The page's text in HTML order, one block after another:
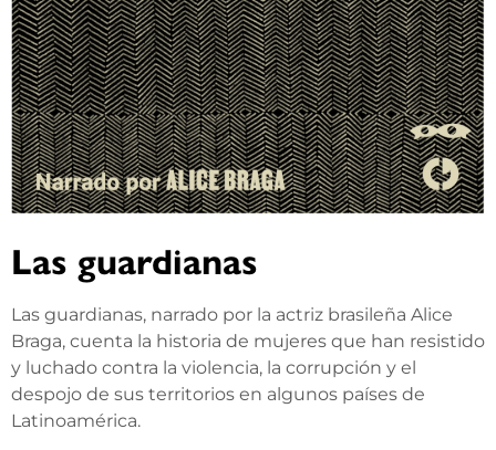
Las guardianas
Las guardianas, narrado por la actriz brasileña Alice
Braga, cuenta la historia de mujeres que han resistido
y luchado contra la violencia, la corrupción y el
despojo de sus territorios en algunos países de
Latinoamérica.